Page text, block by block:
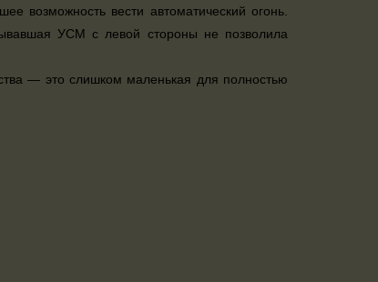
возможность вести автоматический огонь.
УСМ с левой стороны не позволила
— это слишком маленькая для полностью